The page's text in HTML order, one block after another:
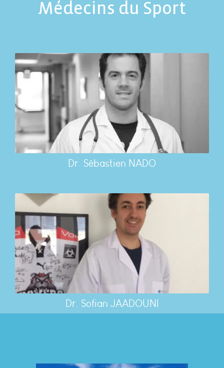
Médecins du Sport
Dr. Sébastien NADO
Dr. Sofian JAADOUNI